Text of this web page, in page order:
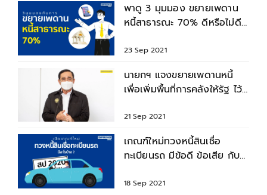
พาดู 3 มุมมอง ขยายเพดาน
หนี้สาธารณะ 70% ดีหรือไม่ดี
23 Sep 2021
นายกฯ แจงขยายเพดานหนี้
เพื่อเพิ่มพื้นที่การคลังให้รัฐ ไว้
21 Sep 2021
เกณฑ์ใหม่ทวงหนี้สินเชื่อ
ทะเบียนรถ มีข้อดี ข้อเสีย กับ
18 Sep 2021